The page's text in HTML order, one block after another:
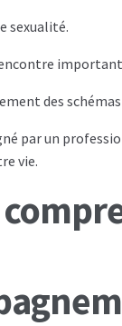
sexualité.
des
par un
vie.